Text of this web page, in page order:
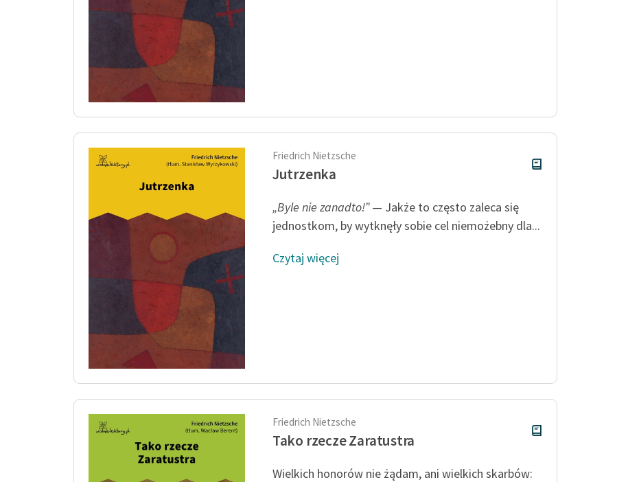
Friedrich Nietzsche
Jutrzenka
„Byle nie zanadto!”— Jakże to często zaleca się
jednostkom, by wytknęły sobie cel niemożebny dla...
Czytaj więcej
Friedrich Nietzsche
Tako rzecze Zaratustra
Wielkich honorów nie żądam, ani wielkich skarbów: